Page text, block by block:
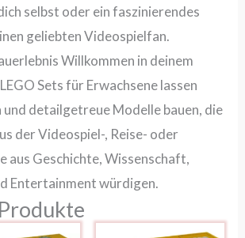
selbst oder ein faszinierendes
geliebten Videospielfan.
Willkommen in deinem
Sets für Erwachsene lassen
und detailgetreue Modelle bauen, die
der Videospiel-, Reise- oder
aus Geschichte, Wissenschaft,
Entertainment würdigen.